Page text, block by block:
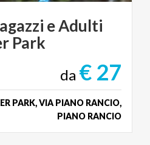
eAdulti
Park
da € 27
PARK, VIA PIANO RANCIO,
PIANO RANCIO